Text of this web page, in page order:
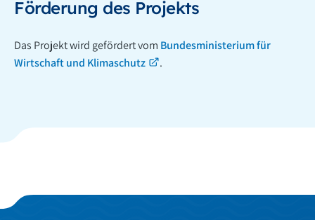
Förderung des Projekts
Das Projekt wird gefördert vom Bundesministerium für
Wirtschaft und Klimaschutz
.